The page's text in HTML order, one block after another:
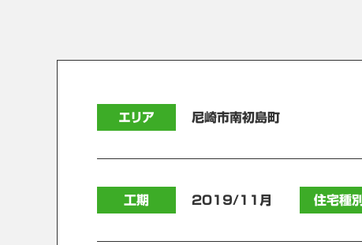
エリア 尼崎市南初島町
工期 2019/11月 住宅種別